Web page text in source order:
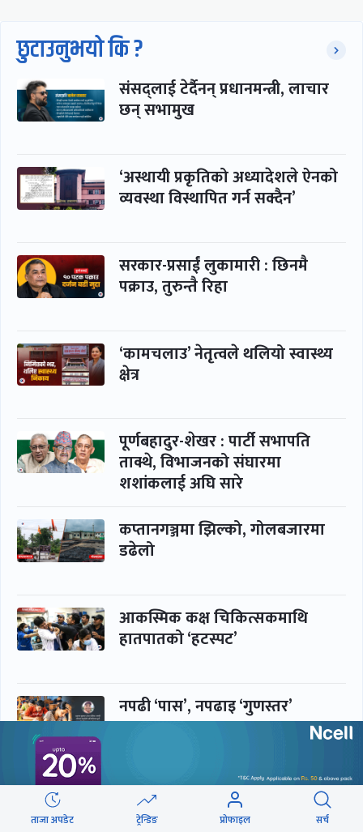
छुटाउनुभयो कि ?
संसद्लाई टेर्दैनन् प्रधानमन्त्री, लाचार
छन् सभामुख
‘अस्थायी प्रकृतिको अध्यादेशले ऐनको
व्यवस्था विस्थापित गर्न सक्दैन’
सरकार-प्रसाईं लुकामारी : छिनमै
पक्राउ, तुरुन्तै रिहा
‘कामचलाउ’ नेतृत्वले थलियो स्वास्थ्य
क्षेत्र
पूर्णबहादुर-शेखर : पार्टी सभापति
ताक्थे, विभाजनको संघारमा
शशांकलाई अघि सारे
कप्तानगञ्जमा झिल्को, गोलबजारमा
डढेलो
आकस्मिक कक्ष चिकित्सकमाथि
हातपातको ‘हटस्पट’
नपढी ‘पास’, नपढाइ ‘गुणस्तर’
ताजा अपडेट ट्रेन्डिङ प्रोफाइल सर्च
समाचार